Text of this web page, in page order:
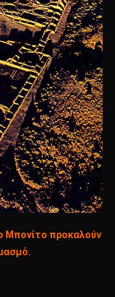
Μπονίτο προκαλούν